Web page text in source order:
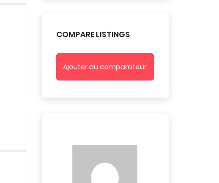
COMPARE LISTINGS
Ajouter au comparateur